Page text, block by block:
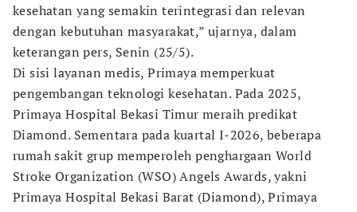
kesehatan yang semakin terintegrasi dan relevan
dengan kebutuhan masyarakat,” ujarnya, dalam
keterangan pers, Senin (25/5).
Di sisi layanan medis, Primaya memperkuat
pengembangan teknologi kesehatan. Pada 2025,
Primaya Hospital Bekasi Timur meraih predikat
Diamond. Sementara pada kuartal I-2026, beberapa
rumah sakit grup memperoleh penghargaan World
Stroke Organization (WSO) Angels Awards, yakni
Primaya Hospital Bekasi Barat (Diamond), Primaya